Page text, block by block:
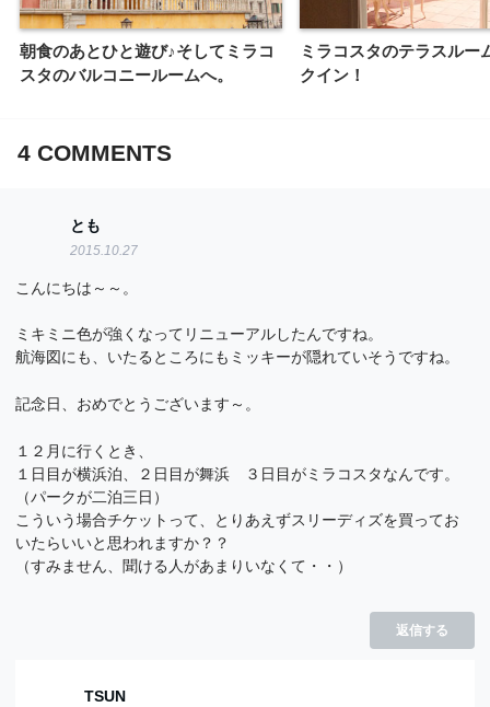
朝食のあとひと遊び♪そしてミラコ
スタのバルコニールームへ。
ミラコスタのテラスルー
クイン！
4COMMENTS
とも
2015.10.27
こんにちは～～。
ミキミニ色が強くなってリニューアルしたんですね。
航海図にも、いたるところにもミッキーが隠れていそうですね。
記念日、おめでとうございます～。
１２月に行くとき、
１日目が横浜泊、２日目が舞浜 ３日目がミラコスタなんです。
（パークが二泊三日）
こういう場合チケットって、とりあえずスリーディズを買ってお
いたらいいと思われますか？？
（すみません、聞ける人があまりいなくて・・）
返信する
TSUN